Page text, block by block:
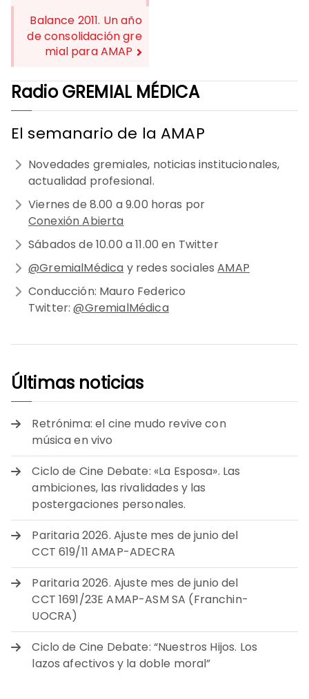
NAVEGACIÓN
DE
ENTRADAS
Balance 2011. Un año
de consolidación gre
mial para AMAP
Radio GREMIAL MÉDICA
El semanario de la AMAP
Novedades gremiales, noticias institucionales,
actualidad profesional.
Viernes de 8.00 a 9.00 horas por
Conexión Abierta
Sábados de 10.00 a 11.00 en Twitter
@GremialMédica y redes socialesAMAP
Conducción: Mauro Federico
Twitter:@GremialMédica
Últimas noticias
Retrónima: el cine mudo revive con
música en vivo
Ciclo de Cine Debate: «La Esposa». Las
ambiciones, las rivalidades y las
postergaciones personales.
Paritaria 2026. Ajuste mes de junio del
CCT 619/11 AMAP-ADECRA
Paritaria 2026. Ajuste mes de junio del
CCT 1691/23E AMAP-ASM SA (Franchin-
UOCRA)
Ciclo de Cine Debate: “Nuestros Hijos. Los
lazos afectivos y la doble moral”